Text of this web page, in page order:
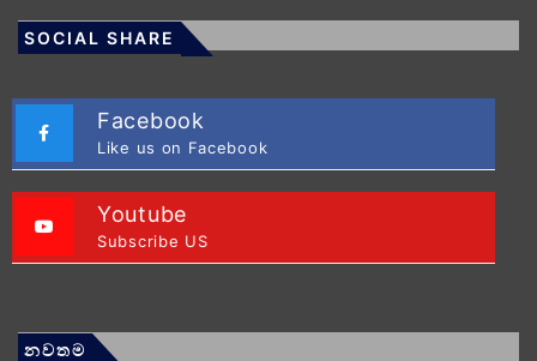
SOCIAL SHARE
Facebook
Like us on Facebook
Youtube
Subscribe US
නවතම